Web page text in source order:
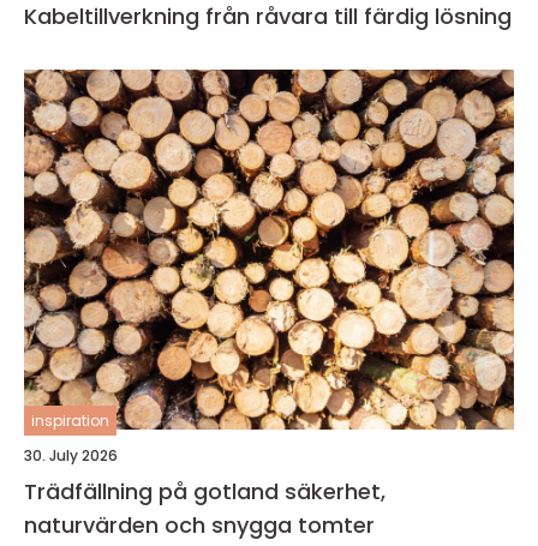
Kabeltillverkning från råvara till färdig lösning
inspiration
30. July 2026
Trädfällning på gotland säkerhet,
naturvärden och snygga tomter